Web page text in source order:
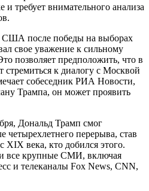
и требует внимательного анализа
США после победы на выборах
свое уважение к сильному
позволяет предположить, что в
стремиться к диалогу с Москвой
собеседник РИА Новости,
Трампа, он может проявить
Дональд Трамп смог
четырехлетнего перерыва, став
века, кто добился этого.
все крупные СМИ, включая
и телеканалы Fox News, CNN,